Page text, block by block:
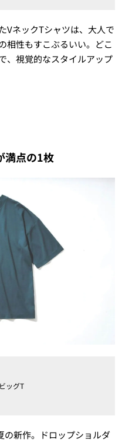
VネックTシャツは、大人で
相性もすこぶるいい。どこ
、視覚的なスタイルアップ
満点の1枚
ッグT
の新作。ドロップショルダ